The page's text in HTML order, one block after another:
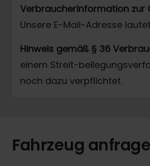
Verbraucherinformation zur
Unsere E-Mail-Adresse
Hinweis gemäß § 36
einem Streit-
noch dazu verpflichtet.
Fahrzeug